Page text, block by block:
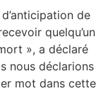
de
quelqu’un
», a déclaré
nous déclarions
mot dans cette